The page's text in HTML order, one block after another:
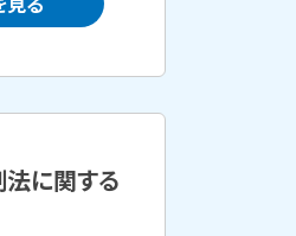
に関する